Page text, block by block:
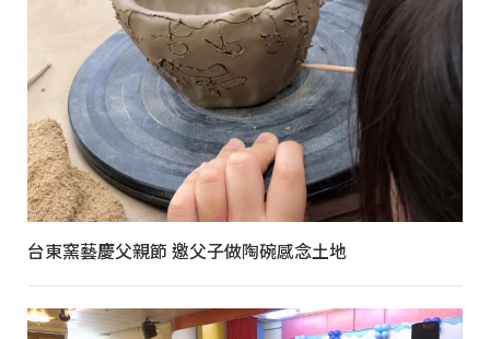
台東窯藝慶父親節 邀父子做陶碗感念土地